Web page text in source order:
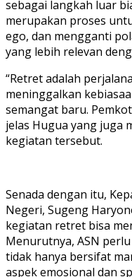
sebagai langkah luar
merupakan proses
ego, dan mengganti
yang lebih relevan
“Retret adalah
meninggalkan
semangat baru.
jelas Hugua yang juga
kegiatan tersebut.
Senada dengan itu,
Negeri, Sugeng
kegiatan retret bisa
Menurutnya, ASN
tidak hanya bersifat
aspek emosional dan